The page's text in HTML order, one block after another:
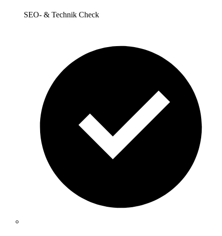
SEO- & Technik Check